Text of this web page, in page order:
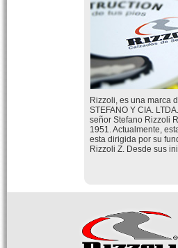
Rizzoli, es una marca
STEFANO Y CIA.
señor Stefano Rizzoli
1951. Actualmente,
esta dirigida por su
Rizzoli Z. Desde sus